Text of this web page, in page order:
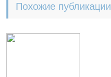
Похожие публикации